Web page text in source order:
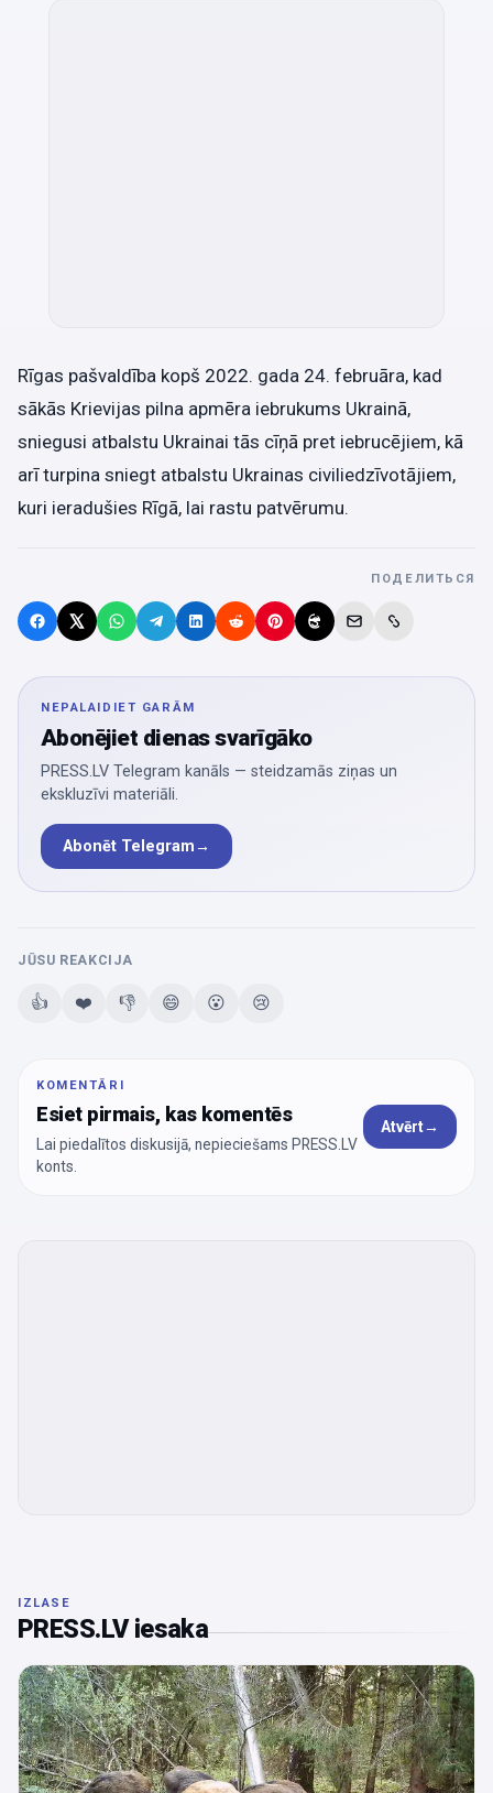
Rīgas pašvaldība kopš 2022. gada 24. februāra, kad
sākās Krievijas pilna apmēra iebrukums Ukrainā,
sniegusi atbalstu Ukrainai tās cīņā pret iebrucējiem, kā
arī turpina sniegt atbalstu Ukrainas civiliedzīvotājiem,
kuri ieradušies Rīgā, lai rastu patvērumu.
ПОДЕЛИТЬСЯ
NEPALAIDIET GARĀM
Abonējiet dienas svarīgāko
PRESS.LV Telegram kanāls — steidzamās ziņas un
ekskluzīvi materiāli.
Abonēt Telegram→
JŪSU REAKCIJA
👍 ❤️ 👎 😄 😮 😢
KOMENTĀRI
Esiet pirmais, kas komentēs
Lai piedalītos diskusijā, nepieciešams PRESS.LV
konts.
Atvērt→
IZLASE
PRESS.LV iesaka